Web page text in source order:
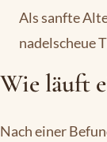
Als sanfte
nadelscheue
Wie läuft
Nach einer